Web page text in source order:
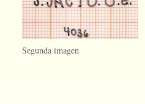
Segunda imagen